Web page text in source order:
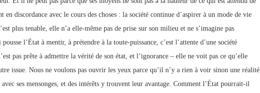
en discordance avec le cours des choses : la société continue d’aspirer à un mode de vie
plus tenable, elle n’a elle-même pas de prise sur son milieu et ne s’imagine pas
l’État à mentir, à prétendre à la toute-puissance, c’est l’attente d’une société
pas prête à admettre la vérité de son état, et l’ignorance – elle ne voit pas ce qu’elle
issue. Nous ne voulons pas ouvrir les yeux parce qu’il n’y a rien à voir sinon une réalité
ses mensonges, et des intérêts y trouvent leur avantage. Comment l’État pourrait-il